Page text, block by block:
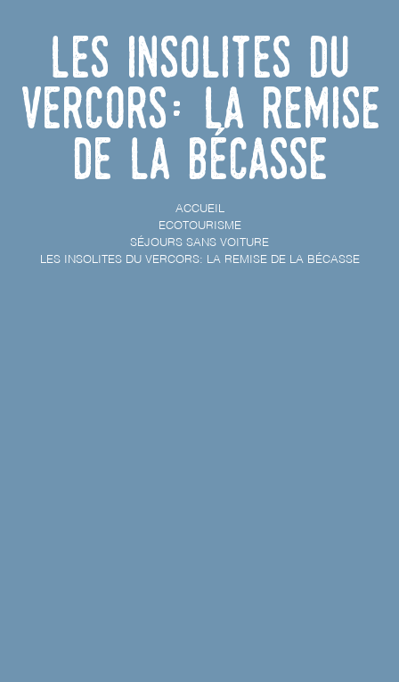
Les insolites du
Vercors: la remise
de la bécasse
ACCUEIL
ECOTOURISME
SÉJOURS SANS VOITURE
LES INSOLITES DU VERCORS: LA REMISE DE LA BÉCASSE